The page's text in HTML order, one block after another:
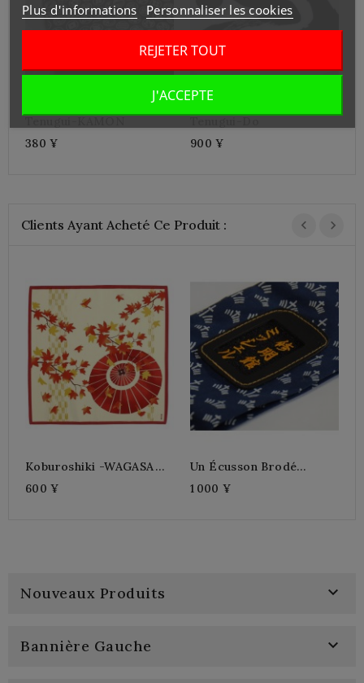
380 ¥
900 ¥
Clients Ayant Acheté Ce Produit :
Koburoshiki -WAGASA
KOYO
600 ¥
Un Écusson Brodé
Personnalisé
1 000 ¥
Nouveaux Produits 
Bannière Gauche 
Plus d'informations Personnaliser les cookies
REJETER TOUT
J'ACCEPTE